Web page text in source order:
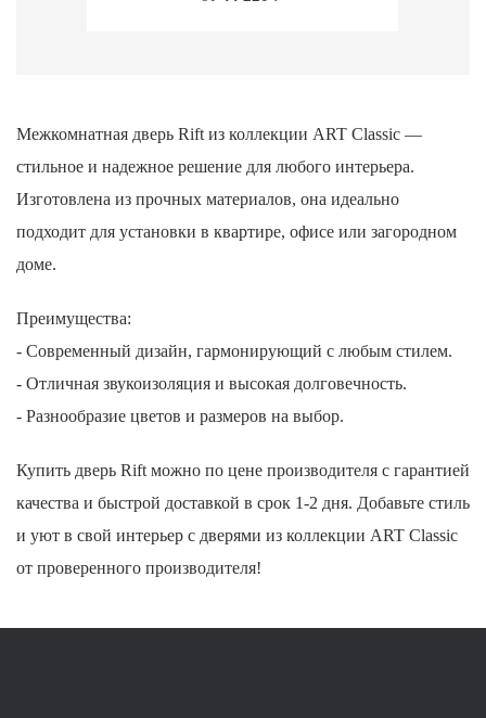
Межкомнатная дверь Rift из коллекции ART Classic —
стильное и надежное решение для любого интерьера.
Изготовлена из прочных материалов, она идеально
подходит для установки в квартире, офисе или загородном
доме.
Преимущества:
- Современный дизайн, гармонирующий с любым стилем.
- Отличная звукоизоляция и высокая долговечность.
- Разнообразие цветов и размеров на выбор.
Купить дверь Rift можно по цене производителя с гарантией
качества и быстрой доставкой в срок 1-2 дня. Добавьте стиль
и уют в свой интерьер с дверями из коллекции ART Classic
от проверенного производителя!